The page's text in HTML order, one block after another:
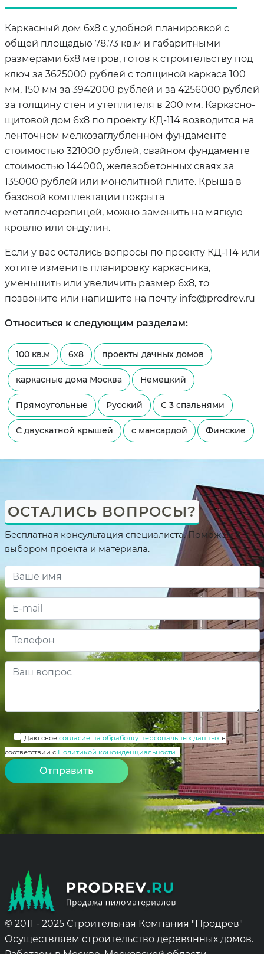
Каркасный дом 6х8 с удобной планировкой с
общей площадью 78,73 кв.м и габаритными
размерами 6х8 метров, готов к строительству под
ключ за 3625000 рублей с толщиной каркаса 100
мм, 150 мм за 3942000 рублей и за 4256000 рублей
за толщину стен и утеплителя в 200 мм. Каркасно-
щитовой дом 6х8 по проекту КД-114 возводится на
ленточном мелкозаглубленном фундаменте
стоимостью 321000 рублей, свайном фундаменте
стоимостью 144000, железобетонных сваях за
135000 рублей или монолитной плите. Крыша в
базовой комплектации покрыта
металлочерепицей, можно заменить на мягкую
кровлю или ондулин.
Если у вас остались вопросы по проекту КД-114 или
хотите изменить планировку каркасника,
уменьшить или увеличить размер 6х8, то
позвоните или напишите на почту info@prodrev.ru
Относиться к следующим разделам:
100 кв.м 6х8 проекты дачных домов
каркасные дома Москва Немецкий
Прямоугольные Русский С 3 спальнями
С двускатной крышей с мансардой Финские
ОСТАЛИСЬ ВОПРОСЫ?
Бесплатная консультация специалиста. Поможем с
выбором проекта и материала.
Даю свое согласие на обработку персональных данныхв
соответствии с Политикой конфиденциальности.
© 2011 - 2025 Строительная Компания "Продрев"
Осуществляем строительство деревянных домов.